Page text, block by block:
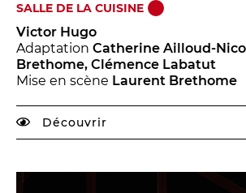
SALLE DE LA CUISINE
Victor Hugo
Adaptation Catherine Ailloud-
Brethome, Clémence Labatut
Mise en scène Laurent Brethome
Découvrir